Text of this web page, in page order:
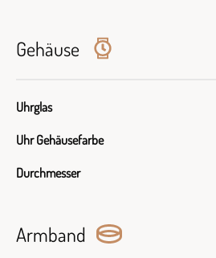
Gehäuse
Uhrglas
Uhr Gehäusefarbe
Durchmesser
Armband